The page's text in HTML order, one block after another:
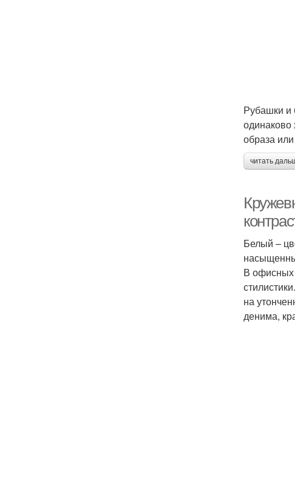
Рубашки и
одинаково
образа
читать
Белый –
В офисных
на
денима,